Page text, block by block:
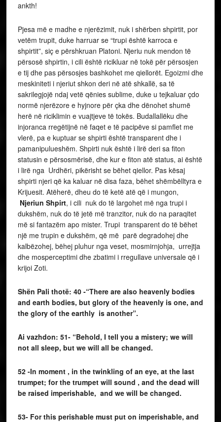
ankth!
Pjesa më e madhe e njerëzimit, nuk i shërben shpirtit, por
vetëm trupit, duke harruar se “trupi është karroca e
shpirtit”, siç e përshkruan Platoni. Njeriu nuk mendon të
përsosë shpirtin, i cili është ricikluar në tokë për përsosjen
e tij dhe pas përsosjes bashkohet me qiellorët. Egoizmi dhe
meskiniteti i njeriut shkon deri në atë shkallë, sa të
sakrilegjojë ndaj vetë qënies sublime, duke u tejkaluar çdo
normë njerëzore e hyjnore për çka dhe dënohet shumë
herë në riciklimin e vuajtjeve të tokës. Budallallëku dhe
injoranca rregëtijnë në faqet e të pacipëve si pamflet me
vlerë, pa e kuptuar se shpirti është transparent dhe i
pamanipulueshëm. Shpirti nuk është i lirë deri sa fiton
statusin e përsosmërisë, dhe kur e fiton atë status, ai është
i lirë nga Urdhëri, pikërisht se bëhet qiellor. Pas kësaj
shpirti njeri që ka kaluar në disa faza, bëhet shëmbëlltyra e
Krijuesit. Atëherë, dheu do të ketë atë që i mungon,
Njeriun Shpirt, i cili nuk do të largohet më nga trupi i
dukshëm, nuk do të jetë më tranzitor, nuk do na paraqitet
më si fantazëm apo mister. Trupi transparent do të bëhet
një me trupin e dukshëm, që më parë degradohej dhe
kalbëzohej, bëhej pluhur nga veset, mosmirnjohja, urrejtja
dhe mosperceptimi dhe zbatimi i rregullave universale që i
krijoi Zoti.
Shën Pali thotë: 40 -“There are also heavenly bodies
and earth bodies, but glory of the heavenly is one, and
the glory of the earthly is another”.
Ai vazhdon: 51- “Behold, I tell you a mistery; we will
not all sleep, but we will all be changed.
52 -In moment , in the twinkling of an eye, at the last
trumpet; for the trumpet will sound , and the dead will
be raised imperishable, and we will be changed.
53- For this perishable must put on imperishable, and